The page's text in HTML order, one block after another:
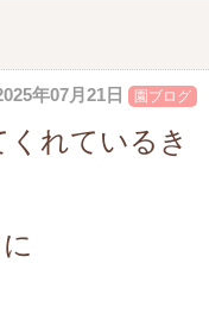
年07月21日 園ブログ
くれているき